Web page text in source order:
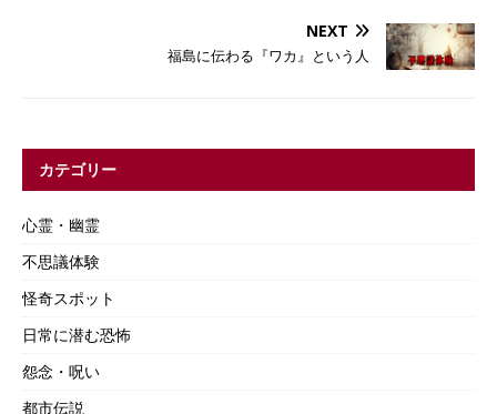
NEXT
福島に伝わる『ワカ』という人
カテゴリー
心霊・幽霊
不思議体験
怪奇スポット
日常に潜む恐怖
怨念・呪い
都市伝説